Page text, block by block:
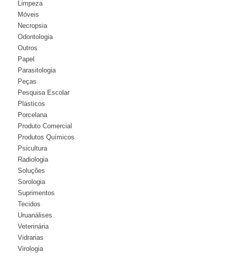
Limpeza
Móveis
Necropsia
Odontologia
Outros
Papel
Parasitologia
Peças
Pesquisa Escolar
Plásticos
Porcelana
Produto Comercial
Produtos Químicos
Psicultura
Radiologia
Soluções
Sorologia
Suprimentos
Tecidos
Uruanálises
Veterinária
Vidrarias
Virologia